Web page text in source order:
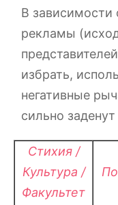
В зависимости
рекламы
избрать,
негативные
сильно
Стихия /
Культура /
Факультет